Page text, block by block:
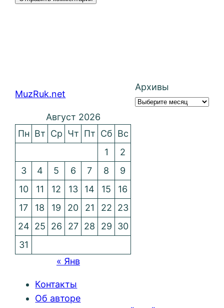
MuzRuk.net
Архивы
Август 2026
Пн Вт Ср Чт Пт Сб Вс
1
2
3
4 5 6 7 8
9
10
11 12 13 14 15
16
17
18 19 20 21 22
23
24 25 26 27 28 29
30
31
« Янв
Контакты
Об авторе